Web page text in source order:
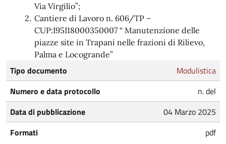
Via Virgilio”;
Cantiere di Lavoro n. 606/TP –
CUP:I95I18000350007 “ Manutenzione delle
piazze site in Trapani nelle frazioni di Rilievo,
Palma e Locogrande”
Tipo documento
Modulistica
Numero e data protocollo
n. del
Data di pubblicazione
04 Marzo 2025
Formati
pdf